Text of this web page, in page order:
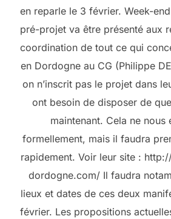
en reparle le 3 février. Week-
pré-projet va être présenté aux
coordination de tout ce qui
en Dordogne au CG (Philippe
on n’inscrit pas le projet dans
ont besoin de disposer de
maintenant. Cela ne nous
formellement, mais il faudra
rapidement. Voir leur site :
dordogne.com/ Il faudra
lieux et dates de ces deux
février. Les propositions